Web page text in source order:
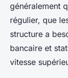
généralement
régulier, que
structure a
bancaire et
vitesse